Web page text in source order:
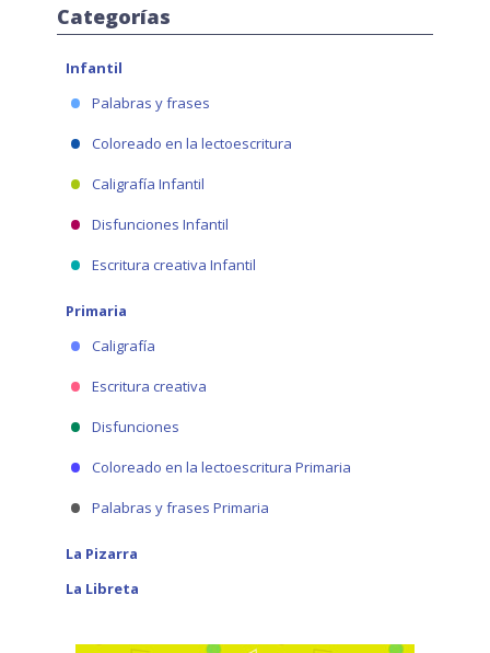
Categorías
Infantil
Palabras y frases
Coloreado en la lectoescritura
Caligrafía Infantil
Disfunciones Infantil
Escritura creativa Infantil
Primaria
Caligrafía
Escritura creativa
Disfunciones
Coloreado en la lectoescritura Primaria
Palabras y frases Primaria
La Pizarra
La Libreta